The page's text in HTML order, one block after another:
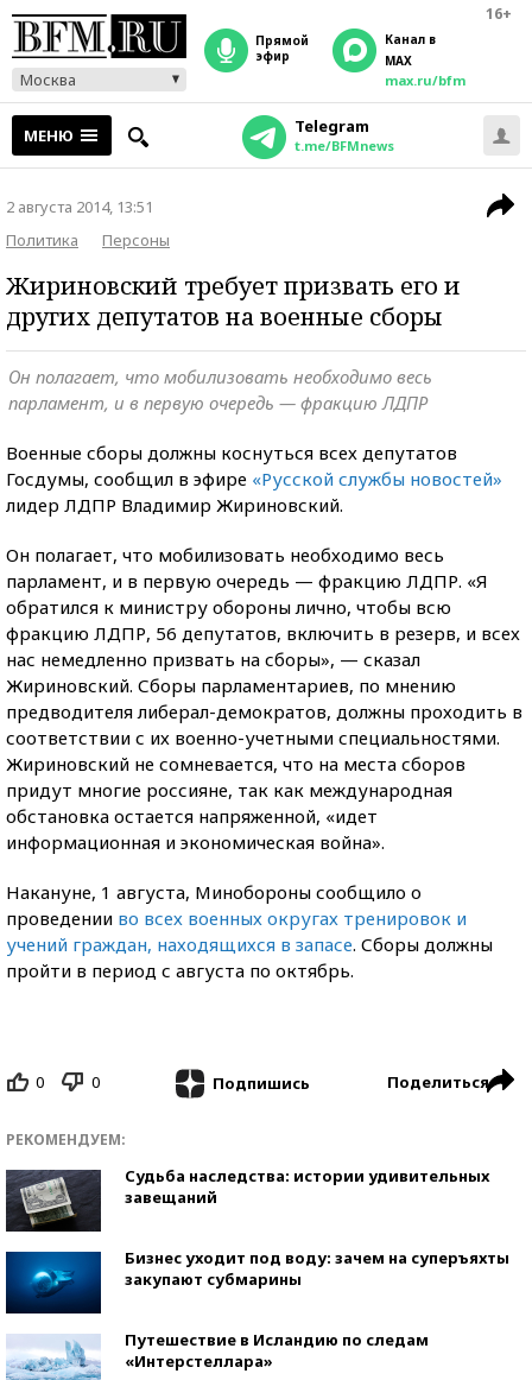
16+
Москва
прямой
эфир
Канал в
MAX
max.ru/bfm
МЕНЮ Telegram
t.me/BFMnews
2 августа 2014, 13:51
Политика
Персоны
Жириновский требует призвать его и
других депутатов на военные сборы
Он полагает, что мобилизовать необходимо весь
парламент, и в первую очередь — фракцию ЛДПР
Военные сборы должны коснуться всех депутатов
Госдумы, сообщил в эфире «Русской службы новостей»
лидер ЛДПР Владимир Жириновский.
Он полагает, что мобилизовать необходимо весь
парламент, и в первую очередь — фракцию ЛДПР. «Я
обратился к министру обороны лично, чтобы всю
фракцию ЛДПР, 56 депутатов, включить в резерв, и всех
нас немедленно призвать на сборы», — сказал
Жириновский. Сборы парламентариев, по мнению
предводителя либерал-демократов, должны проходить в
соответствии с их военно-учетными специальностями.
Жириновский не сомневается, что на места сборов
придут многие россияне, так как международная
обстановка остается напряженной, «идет
информационная и экономическая война».
Накануне, 1 августа, Минобороны сообщило о
проведении во всех военных округах тренировок и
учений граждан, находящихся в запасе. Сборы должны
пройти в период с августа по октябрь.
0 0 Подпишись Поделиться
РЕКОМЕНДУЕМ:
Судьба наследства: истории удивительных
завещаний
Бизнес уходит под воду: зачем на суперъяхты
закупают субмарины
Путешествие в Исландию по следам
«Интерстеллара»